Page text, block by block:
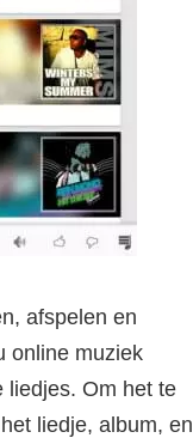
afspelen en
online muziek
liedjes. Om het te
liedje, album, en